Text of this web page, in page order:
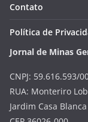
Contato
Política de
Jornal de Minas
CNPJ: 59.616.593/
RUA: Monteriro
Jardim Casa